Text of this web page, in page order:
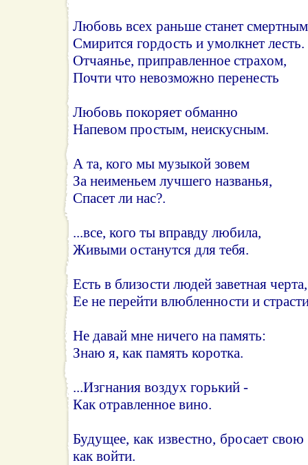
Любовь всех раньше станет
Смирится гордость и умолкнет лесть.
Отчаянье, приправленное страхом,
Почти что невозможно перенесть
Любовь покоряет обманно
Напевом простым, неискусным.
А та, кого мы музыкой зовем
За неименьем лучшего названья,
Спасет ли нас?.
...все, кого ты вправду любила,
Живыми останутся для тебя.
Есть в близости людей заветная черта,
Ее не перейти влюбленности и
Не давай мне ничего на память:
Знаю я, как память коротка.
...Изгнания воздух горький -
Как отравленное вино.
Будущее, как известно, бросает свою
как войти.